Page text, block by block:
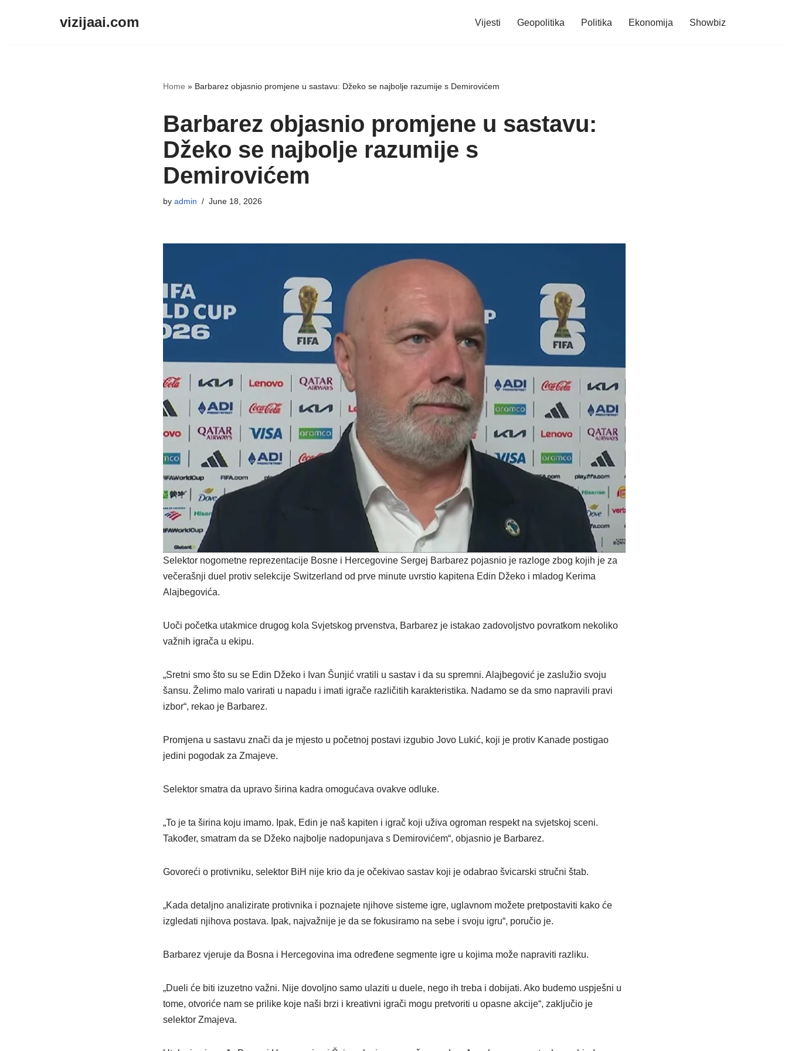
vizijaai.com Vijesti Geopolitika Politika Ekonomija Showbiz
Home » Barbarez objasnio promjene u sastavu: Džeko se najbolje razumije s Demirovićem
Barbarez objasnio promjene u sastavu:
Džeko se najbolje razumije s
Demirovićem
by admin June 18, 2026
Selektor nogometne reprezentacije Bosne i Hercegovine Sergej Barbarez pojasnio je razloge zbog kojih je za
večerašnji duel protiv selekcije Switzerland od prve minute uvrstio kapitena Edin Džeko i mladog Kerima
Alajbegovića.
Uoči početka utakmice drugog kola Svjetskog prvenstva, Barbarez je istakao zadovoljstvo povratkom nekoliko
važnih igrača u ekipu.
„Sretni smo što su se Edin Džeko i Ivan Šunjić vratili u sastav i da su spremni. Alajbegović je zaslužio svoju
šansu. Želimo malo varirati u napadu i imati igrače različitih karakteristika. Nadamo se da smo napravili pravi
izbor“, rekao je Barbarez.
Promjena u sastavu znači da je mjesto u početnoj postavi izgubio Jovo Lukić, koji je protiv Kanade postigao
jedini pogodak za Zmajeve.
Selektor smatra da upravo širina kadra omogućava ovakve odluke.
„To je ta širina koju imamo. Ipak, Edin je naš kapiten i igrač koji uživa ogroman respekt na svjetskoj sceni.
Također, smatram da se Džeko najbolje nadopunjava s Demirovićem“, objasnio je Barbarez.
Govoreći o protivniku, selektor BiH nije krio da je očekivao sastav koji je odabrao švicarski stručni štab.
„Kada detaljno analizirate protivnika i poznajete njihove sisteme igre, uglavnom možete pretpostaviti kako će
izgledati njihova postava. Ipak, najvažnije je da se fokusiramo na sebe i svoju igru“, poručio je.
Barbarez vjeruje da Bosna i Hercegovina ima određene segmente igre u kojima može napraviti razliku.
„Dueli će biti izuzetno važni. Nije dovoljno samo ulaziti u duele, nego ih treba i dobijati. Ako budemo uspješni u
tome, otvoriće nam se prilike koje naši brzi i kreativni igrači mogu pretvoriti u opasne akcije“, zaključio je
selektor Zmajeva.